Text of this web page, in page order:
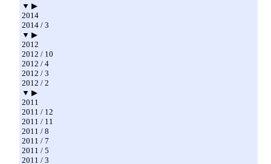
▼ ▶
2014
2014 / 3
▼ ▶
2012
2012 / 10
2012 / 4
2012 / 3
2012 / 2
▼ ▶
2011
2011 / 12
2011 / 11
2011 / 8
2011 / 7
2011 / 5
2011 / 3